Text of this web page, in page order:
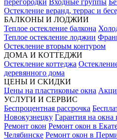
перегородки Входные группы
Остекление веранд, террас и
БАЛКОНЫ И ЛОДЖИИ
Теплое остекление балкона
Теплое остекление лоджии
Остекление вторым контуром
ДОМА И КОТТЕДЖИ
Остекление коттеджа
деревянного дома
ЦЕНЫ И СКИДКИ
Цены на пластиковые окна
УСЛУГИ И СЕРВИС
Беспроцентная рассрочка
Новокузнецку Гарантия на
Ремонт окон Ремонт окон в
Челябинске Ремонт окон в